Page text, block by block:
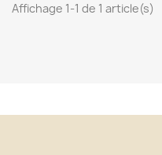
Affichage 1-1 de 1 article(s)